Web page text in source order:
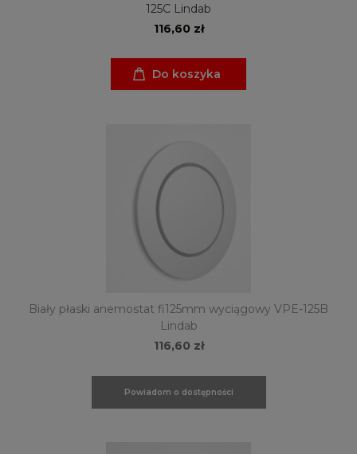
125C Lindab
116,60 zł
Do koszyka
Biały płaski anemostat fi125mm wyciągowy VPE-125B
Lindab
116,60 zł
Powiadom o dostępności